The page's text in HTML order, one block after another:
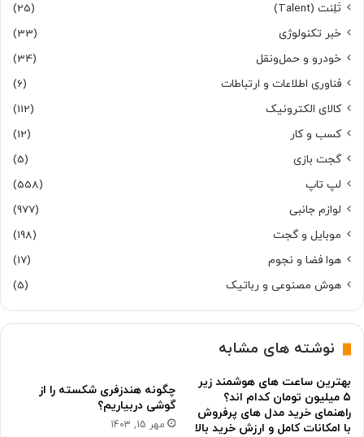
تَلِنت (Talent)
(25)
خبر تکنولوژی
(33)
خودرو و حمل‌و‌نقل
(34)
فناوری اطلاعات و ارتباطات
(6)
کالای الکترونیک
(112)
کسب و کار
(12)
گجت بازی
(5)
لپ تاپ
(558)
لوازم جانبی
(977)
موبایل و گجت
(198)
هوا فضا و نجوم
(17)
هوش مصنوعی و رباتیک
(5)
نوشته های مشابه
بهترین ساعت های هوشمند زیر
۵ میلیون تومان کدام اند؟
راهنمای خرید مدل های پرفروش
با امکانات کامل و ارزش خرید بالا
چگونه هندزفری شکسته را از
گوشی دربیاریم؟
مهر 15, 1403